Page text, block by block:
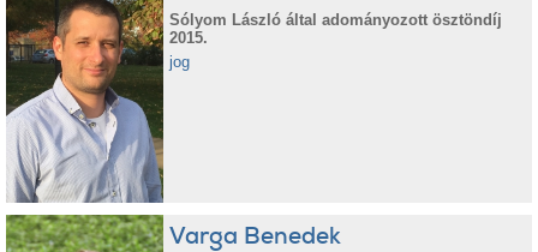
Sólyom László által adományozott ösztöndíj
2015.
jog
Varga Benedek